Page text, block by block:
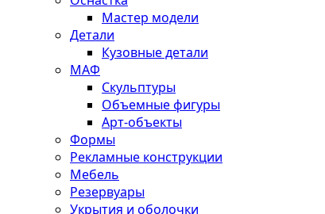
Мастер модели
Детали
Кузовные детали
МАФ
Скульптуры
Объемные фигуры
Арт-объекты
Формы
Рекламные конструкции
Мебель
Резервуары
Укрытия и оболочки